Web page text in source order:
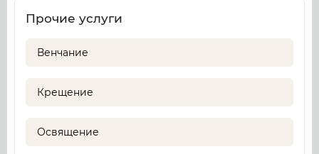
Прочие услуги
Венчание
Крещение
Освящение